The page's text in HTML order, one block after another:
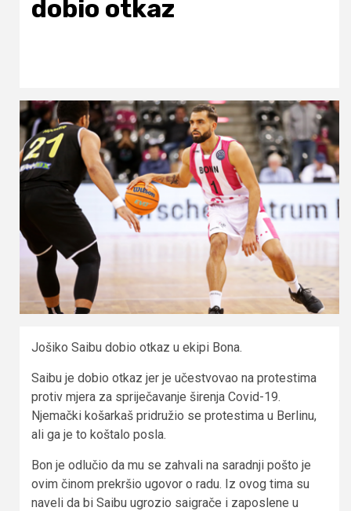
dobio otkaz
Jošiko Saibu dobio otkaz u ekipi Bona.
Saibu je dobio otkaz jer je učestvovao na protestima
protiv mjera za spriječavanje širenja Covid-19.
Njemački košarkaš pridružio se protestima u Berlinu,
ali ga je to koštalo posla.
Bon je odlučio da mu se zahvali na saradnji pošto je
ovim činom prekršio ugovor o radu. Iz ovog tima su
naveli da bi Saibu ugrozio saigrače i zaposlene u